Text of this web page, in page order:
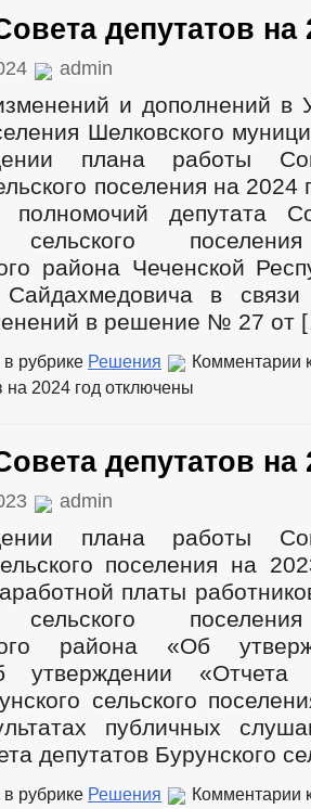
депутатов на
admin
и дополнений в
Шелковского
плана работы
поселения на
полномочий депутата
сельского
района Чеченской
Сайдахмедовича в
в решение № 27 от
рубрике Решения Комментарии
на 2024 год отключены
депутатов на
admin
плана работы
поселения на
платы
сельского
района «Об
утверждении «Отчета
сельского
публичных
депутатов Бурунского
рубрике Решения Комментарии